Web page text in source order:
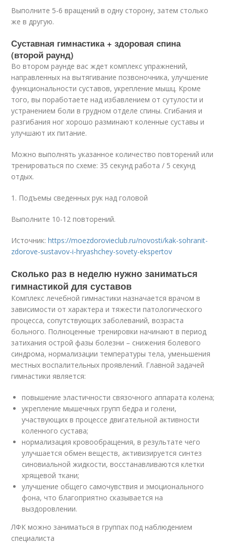
Выполните 5-6 вращений в одну сторону, затем столько
же в другую.
Суставная гимнастика + здоровая спина
(второй раунд)
Во втором раунде вас ждет комплекс упражнений,
направленных на вытягивание позвоночника, улучшение
функциональности суставов, укрепление мышц. Кроме
того, вы поработаете над избавлением от сутулости и
устранением боли в грудном отделе спины. Сгибания и
разгибания ног хорошо разминают коленные суставы и
улучшают их питание.
Можно выполнять указанное количество повторений или
тренироваться по схеме: 35 секунд работа / 5 секунд
отдых.
1. Подъемы сведенных рук над головой
Выполните 10-12 повторений.
Источник:https://moezdorovieclub.ru/novosti/kak-sohranit-
zdorove-sustavov-i-hryashchey-sovety-ekspertov
Сколько раз в неделю нужно заниматься
гимнастикой для суставов
Комплекс лечебной гимнастики назначается врачом в
зависимости от характера и тяжести патологического
процесса, сопутствующих заболеваний, возраста
больного. Полноценные тренировки начинают в период
затихания острой фазы болезни – снижения болевого
синдрома, нормализации температуры тела, уменьшения
местных воспалительных проявлений. Главной задачей
гимнастики является:
повышение эластичности связочного аппарата колена;
укрепление мышечных групп бедра и голени,
участвующих в процессе двигательной активности
коленного сустава;
нормализация кровообращения, в результате чего
улучшается обмен веществ, активизируется синтез
синовиальной жидкости, восстанавливаются клетки
хрящевой ткани;
улучшение общего самочувствия и эмоционального
фона, что благоприятно сказывается на
выздоровлении.
ЛФК можно заниматься в группах под наблюдением
специалиста